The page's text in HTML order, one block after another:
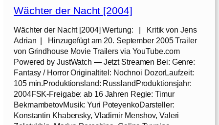
6
h
e
r
d
e
r
N
a
c
h
Wächter der Nacht [2004]
Wächter der Nacht [2004] Wertung: | Kritik von Jens
Adrian | Hinzugefügt am 20. September 2005 Trailer
von Grindhouse Movie Trailers via YouTube.com
Powered by JustWatch — Jetzt Streamen Bei: Genre:
Fantasy / Horror Originaltitel: Nochnoi DozorLaufzeit:
105 min.Produktionsland: RusslandProduktionsjahr:
2004FSK-Freigabe: ab 16 Jahren Regie: Timur
BekmambetovMusik: Yuri PoteyenkoDarsteller:
Konstantin Khabensky, Vladimir Menshov, Valeri